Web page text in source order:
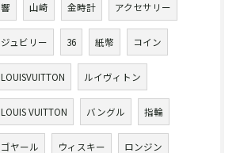
響 山崎 金時計 アクセサリー
ジュビリー 36 紙幣 コイン
LOUISVUITTON ルイヴィトン
LOUIS VUITTON バングル 指輪
ゴヤール ウィスキー ロンジン